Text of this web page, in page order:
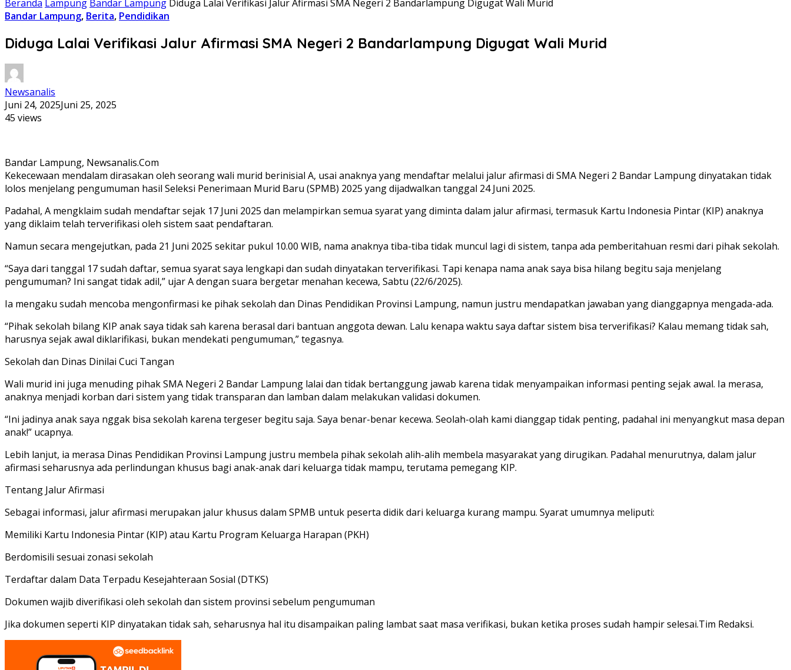
Beranda Lampung Bandar Lampung Diduga Lalai Verifikasi Jalur Afirmasi SMA Negeri 2 Bandarlampung Digugat Wali Murid
Bandar Lampung, Berita, Pendidikan
Diduga Lalai Verifikasi Jalur Afirmasi SMA Negeri 2 Bandarlampung Digugat Wali Murid
Newsanalis
Juni 24, 2025Juni 25, 2025
45 views
Bandar Lampung, Newsanalis.Com
Kekecewaan mendalam dirasakan oleh seorang wali murid berinisial A, usai anaknya yang mendaftar melalui jalur afirmasi di SMA Negeri 2 Bandar Lampung dinyatakan tidak
lolos menjelang pengumuman hasil Seleksi Penerimaan Murid Baru (SPMB) 2025 yang dijadwalkan tanggal 24 Juni 2025.
Padahal, A mengklaim sudah mendaftar sejak 17 Juni 2025 dan melampirkan semua syarat yang diminta dalam jalur afirmasi, termasuk Kartu Indonesia Pintar (KIP) anaknya
yang diklaim telah terverifikasi oleh sistem saat pendaftaran.
Namun secara mengejutkan, pada 21 Juni 2025 sekitar pukul 10.00 WIB, nama anaknya tiba-tiba tidak muncul lagi di sistem, tanpa ada pemberitahuan resmi dari pihak sekolah.
“Saya dari tanggal 17 sudah daftar, semua syarat saya lengkapi dan sudah dinyatakan terverifikasi. Tapi kenapa nama anak saya bisa hilang begitu saja menjelang
pengumuman? Ini sangat tidak adil,” ujar A dengan suara bergetar menahan kecewa, Sabtu (22/6/2025).
Ia mengaku sudah mencoba mengonfirmasi ke pihak sekolah dan Dinas Pendidikan Provinsi Lampung, namun justru mendapatkan jawaban yang dianggapnya mengada-ada.
“Pihak sekolah bilang KIP anak saya tidak sah karena berasal dari bantuan anggota dewan. Lalu kenapa waktu saya daftar sistem bisa terverifikasi? Kalau memang tidak sah,
harusnya sejak awal diklarifikasi, bukan mendekati pengumuman,” tegasnya.
Sekolah dan Dinas Dinilai Cuci Tangan
Wali murid ini juga menuding pihak SMA Negeri 2 Bandar Lampung lalai dan tidak bertanggung jawab karena tidak menyampaikan informasi penting sejak awal. Ia merasa,
anaknya menjadi korban dari sistem yang tidak transparan dan lamban dalam melakukan validasi dokumen.
“Ini jadinya anak saya nggak bisa sekolah karena tergeser begitu saja. Saya benar-benar kecewa. Seolah-olah kami dianggap tidak penting, padahal ini menyangkut masa depan
anak!” ucapnya.
Lebih lanjut, ia merasa Dinas Pendidikan Provinsi Lampung justru membela pihak sekolah alih-alih membela masyarakat yang dirugikan. Padahal menurutnya, dalam jalur
afirmasi seharusnya ada perlindungan khusus bagi anak-anak dari keluarga tidak mampu, terutama pemegang KIP.
Tentang Jalur Afirmasi
Sebagai informasi, jalur afirmasi merupakan jalur khusus dalam SPMB untuk peserta didik dari keluarga kurang mampu. Syarat umumnya meliputi:
Memiliki Kartu Indonesia Pintar (KIP) atau Kartu Program Keluarga Harapan (PKH)
Berdomisili sesuai zonasi sekolah
Terdaftar dalam Data Terpadu Kesejahteraan Sosial (DTKS)
Dokumen wajib diverifikasi oleh sekolah dan sistem provinsi sebelum pengumuman
Jika dokumen seperti KIP dinyatakan tidak sah, seharusnya hal itu disampaikan paling lambat saat masa verifikasi, bukan ketika proses sudah hampir selesai.Tim Redaksi.